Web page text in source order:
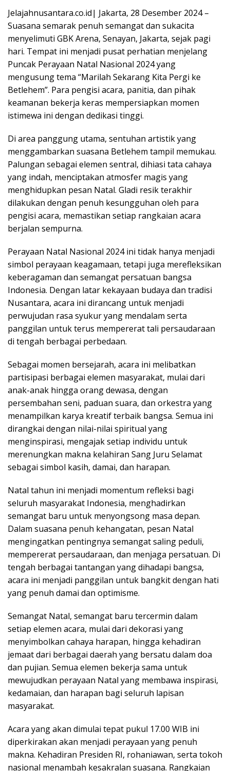
Jelajahnusantara.co.id| Jakarta, 28 Desember 2024 –
Suasana semarak penuh semangat dan sukacita
menyelimuti GBK Arena, Senayan, Jakarta, sejak pagi
hari. Tempat ini menjadi pusat perhatian menjelang
Puncak Perayaan Natal Nasional 2024 yang
mengusung tema “Marilah Sekarang Kita Pergi ke
Betlehem”. Para pengisi acara, panitia, dan pihak
keamanan bekerja keras mempersiapkan momen
istimewa ini dengan dedikasi tinggi.
Di area panggung utama, sentuhan artistik yang
menggambarkan suasana Betlehem tampil memukau.
Palungan sebagai elemen sentral, dihiasi tata cahaya
yang indah, menciptakan atmosfer magis yang
menghidupkan pesan Natal. Gladi resik terakhir
dilakukan dengan penuh kesungguhan oleh para
pengisi acara, memastikan setiap rangkaian acara
berjalan sempurna.
Perayaan Natal Nasional 2024 ini tidak hanya menjadi
simbol perayaan keagamaan, tetapi juga merefleksikan
keberagaman dan semangat persatuan bangsa
Indonesia. Dengan latar kekayaan budaya dan tradisi
Nusantara, acara ini dirancang untuk menjadi
perwujudan rasa syukur yang mendalam serta
panggilan untuk terus mempererat tali persaudaraan
di tengah berbagai perbedaan.
Sebagai momen bersejarah, acara ini melibatkan
partisipasi berbagai elemen masyarakat, mulai dari
anak-anak hingga orang dewasa, dengan
persembahan seni, paduan suara, dan orkestra yang
menampilkan karya kreatif terbaik bangsa. Semua ini
dirangkai dengan nilai-nilai spiritual yang
menginspirasi, mengajak setiap individu untuk
merenungkan makna kelahiran Sang Juru Selamat
sebagai simbol kasih, damai, dan harapan.
Natal tahun ini menjadi momentum refleksi bagi
seluruh masyarakat Indonesia, menghadirkan
semangat baru untuk menyongsong masa depan.
Dalam suasana penuh kehangatan, pesan Natal
mengingatkan pentingnya semangat saling peduli,
mempererat persaudaraan, dan menjaga persatuan. Di
tengah berbagai tantangan yang dihadapi bangsa,
acara ini menjadi panggilan untuk bangkit dengan hati
yang penuh damai dan optimisme.
Semangat Natal, semangat baru tercermin dalam
setiap elemen acara, mulai dari dekorasi yang
menyimbolkan cahaya harapan, hingga kehadiran
jemaat dari berbagai daerah yang bersatu dalam doa
dan pujian. Semua elemen bekerja sama untuk
mewujudkan perayaan Natal yang membawa inspirasi,
kedamaian, dan harapan bagi seluruh lapisan
masyarakat.
Acara yang akan dimulai tepat pukul 17.00 WIB ini
diperkirakan akan menjadi perayaan yang penuh
makna. Kehadiran Presiden RI, rohaniawan, serta tokoh
nasional menambah kesakralan suasana. Rangkaian